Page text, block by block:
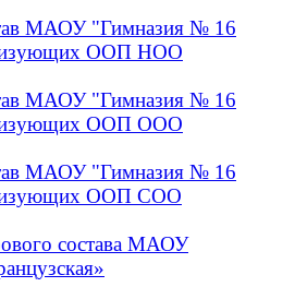
МАОУ "Гимназия № 16
ООП НОО
МАОУ "Гимназия № 16
ООП ООО
МАОУ "Гимназия № 16
ООП СОО
состава МАОУ